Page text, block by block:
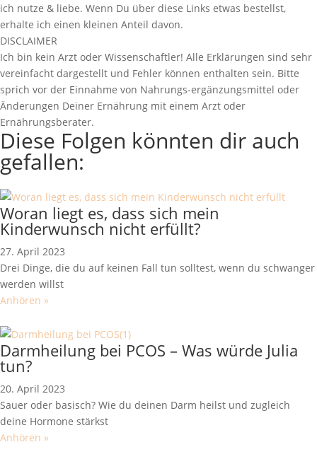
ich nutze & liebe. Wenn Du über diese Links etwas bestellst,
erhalte ich einen kleinen Anteil davon.
DISCLAIMER
Ich bin kein Arzt oder Wissenschaftler! Alle Erklärungen sind sehr
vereinfacht dargestellt und Fehler können enthalten sein. Bitte
sprich vor der Einnahme von Nahrungs-ergänzungsmittel oder
Änderungen Deiner Ernährung mit einem Arzt oder
Ernährungsberater.
Diese Folgen könnten dir auch
gefallen:
Woran liegt es, dass sich mein
Kinderwunsch nicht erfüllt?
27. April 2023
Drei Dinge, die du auf keinen Fall tun solltest, wenn du schwanger
werden willst
Anhören »
Darmheilung bei PCOS – Was würde Julia
tun?
20. April 2023
Sauer oder basisch? Wie du deinen Darm heilst und zugleich
deine Hormone stärkst
Anhören »